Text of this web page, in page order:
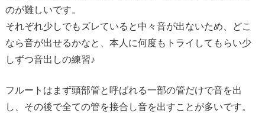
のが難しいです。
それぞれ少しでもズレていると中々音が出ないため、どこ
なら音が出せるかなと、本人に何度もトライしてもらい少
しずつ音出しの練習♪
フルートはまず頭部管と呼ばれる一部の管だけで音を出
し、その後で全ての管を接合し音を出すことが多いです。